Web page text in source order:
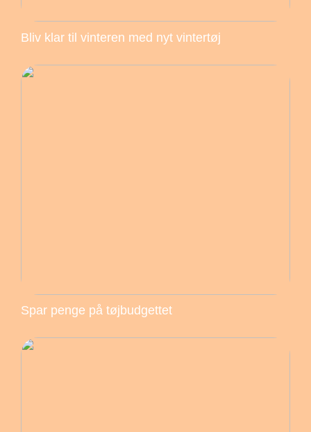
Bliv klar til vinteren med nyt vintertøj
Spar penge på tøjbudgettet